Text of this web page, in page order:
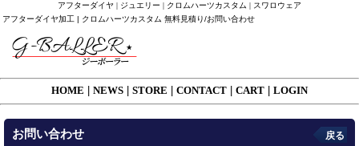
アフターダイヤ | ジュエリー | クロムハーツカスタム | スワロウェア
アフターダイヤ加工 | クロムハーツカスタム 無料見積り/お問い合わせ
HOME NEWS STORE CONTACT CART LOGIN
お問い合わせ 戻る